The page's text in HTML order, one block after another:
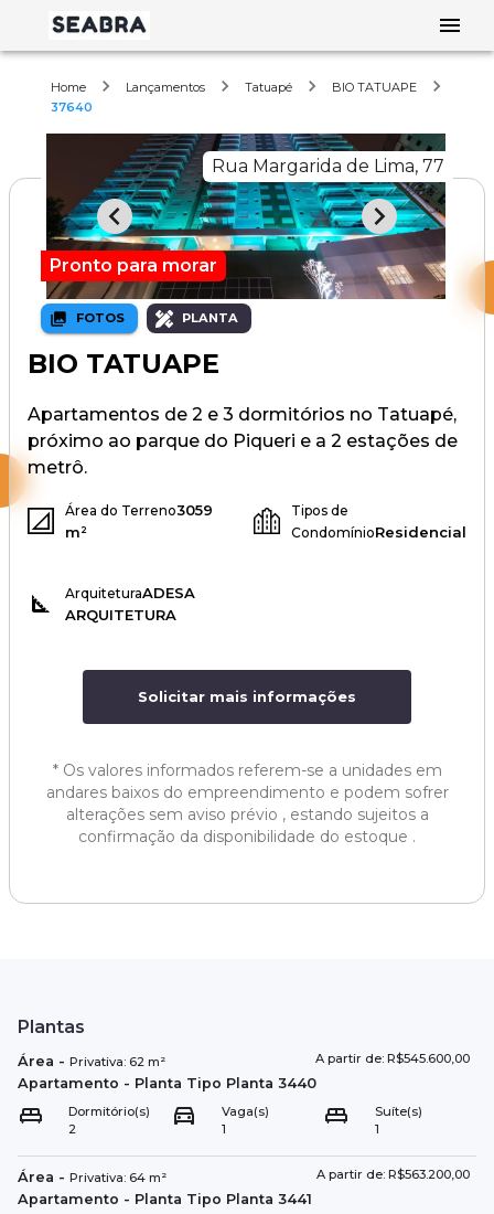
Home Lançamentos Tatuapé
BIO TATUAPE
37640
FOTOS PLANTA
Rua Margarida de Lima, 77
Pronto para morar
BIO TATUAPE
Apartamentos de 2 e 3 dormitórios no Tatuapé,
próximo ao parque do Piqueri e a 2 estações de
metrô.
Área do Terreno3059
m²
Tipos de
CondomínioResidencial
ArquiteturaADESA
ARQUITETURA
Solicitar mais informações
* Os valores informados referem-se a unidades em
andares baixos do empreendimento e podem sofrer
alterações sem aviso prévio , estando sujeitos a
confirmação da disponibilidade do estoque .
Plantas
Área - Privativa: 62 m² A partir de: R$545.600,00
Apartamento - Planta Tipo Planta 3440
Dormitório(s)
2
Vaga(s)
1
Suíte(s)
1
Área - Privativa: 64 m² A partir de: R$563.200,00
Apartamento - Planta Tipo Planta 3441